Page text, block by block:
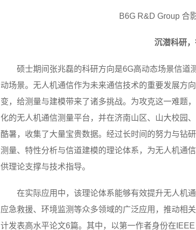
B6G R&D Group 合
沉潜科研
硕士期间张兆磊的科研方向是6G高动态场景信道
动场景。无人机通信作为未来通信技术的重要发展方
变，给测量与建模带来了诸多挑战。为攻克这一难题
化的无人机通信测量平台，并在济南山区、山大校园
酷暑，收集了大量宝贵数据。经过长时间的努力与钻
测量、特性分析与信道建模的理论体系，为无人机通
供理论支撑与技术指导。
在实际应用中，该理论体系能够有效提升无人机
应急救援、环境监测等众多领域的广泛应用，推动相
计发表高水平论文6篇。其中，以第一作者身份在